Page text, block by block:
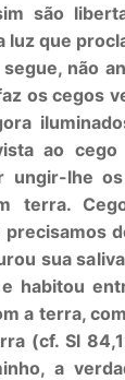
são
luz que
não
os cegos
ao cego
ungir-lhe
terra.
precisamos
sua
habitou
a terra,
(cf. Sl
a